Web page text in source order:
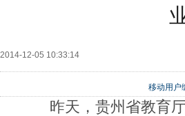
2014-12-05 10:33:14
移动用户
昨天，贵州省教育厅